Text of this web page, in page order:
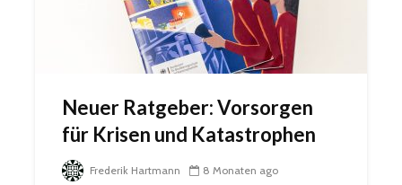
Neuer Ratgeber: Vorsorgen
für Krisen und Katastrophen
Frederik Hartmann 8 Monaten ago